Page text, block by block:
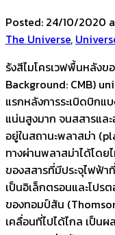
Posted: 24/10/2020
The Universe,
รังสีไมโครเวฟพื้นหลังข
Background: CMB)
แรกหลังการระเบิดบิกแ
แน่นสูงมาก จนสสารแล
อยู่ในสถานะพลาสม่า
ทางผ่านพลาสม่าได้โด
ของสสารที่มีประจุไฟฟ้า
เป็นอิเล็กตรอนและโปร
ของทอมป์สัน
เคลื่อนที่ไปได้ไกล เป็นผ